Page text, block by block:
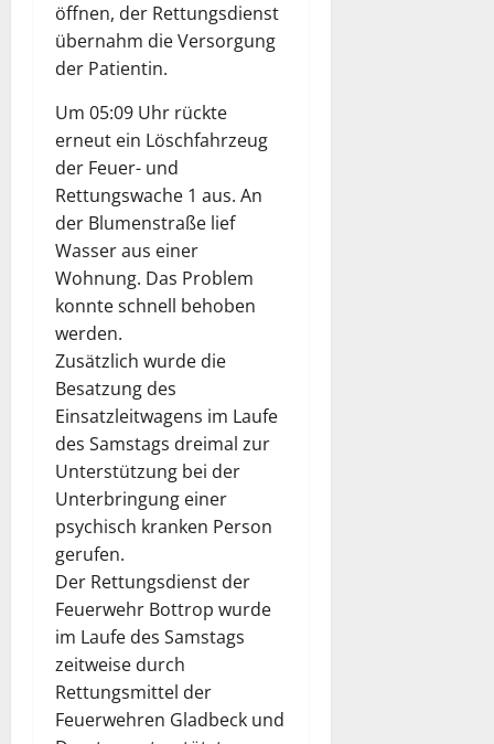
öffnen, der Rettungsdienst
übernahm die Versorgung
der Patientin.
Um 05:09 Uhr rückte
erneut ein Löschfahrzeug
der Feuer- und
Rettungswache 1 aus. An
der Blumenstraße lief
Wasser aus einer
Wohnung. Das Problem
konnte schnell behoben
werden.
Zusätzlich wurde die
Besatzung des
Einsatzleitwagens im Laufe
des Samstags dreimal zur
Unterstützung bei der
Unterbringung einer
psychisch kranken Person
gerufen.
Der Rettungsdienst der
Feuerwehr Bottrop wurde
im Laufe des Samstags
zeitweise durch
Rettungsmittel der
Feuerwehren Gladbeck und